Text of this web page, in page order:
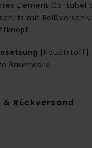
Element Co-Label
mit
[Hauptstoff]
Baumwolle
& Rückversand